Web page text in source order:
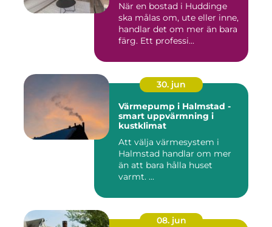
När en bostad i Huddinge
ska målas om, ute eller inne,
handlar det om mer än bara
färg. Ett professi...
30. jun
Värmepump i Halmstad -
smart uppvärmning i
kustklimat
Att välja värmesystem i
Halmstad handlar om mer
än att bara hålla huset
varmt. ...
08. jun